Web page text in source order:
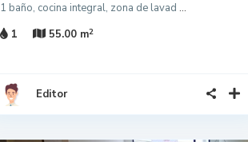
1 baño, cocina integral, zona de lavad ...
1
55.00 m2
Editor